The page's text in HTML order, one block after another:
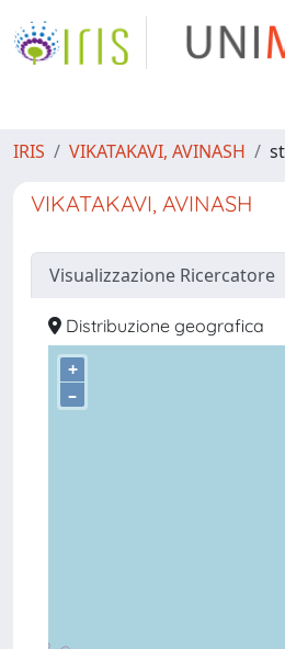
IRIS VIKATAKAVI, AVINASH
VIKATAKAVI, AVINASH
Visualizzazione Ricercatore
Distribuzione geografica
+
–